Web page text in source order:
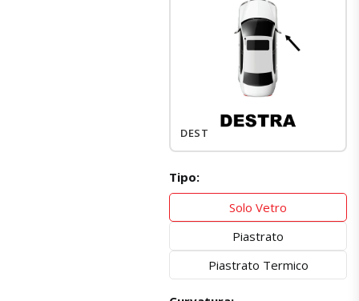
DESTRO
Tipo:
Solo Vetro
Piastrato
Piastrato Termico